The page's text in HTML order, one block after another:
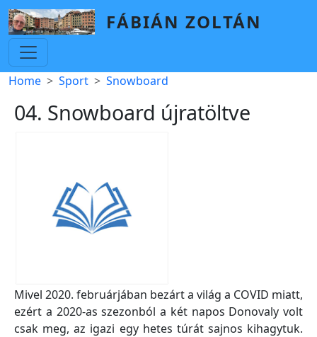
Skip to main content
FÁBIÁN ZOLTÁN
Breadcrumb
Home Sport Snowboard
04. Snowboard újratöltve
Mivel 2020. februárjában bezárt a világ a COVID miatt,
ezért a 2020-as szezonból a két napos Donovaly volt
csak meg, az igazi egy hetes túrát sajnos kihagytuk.